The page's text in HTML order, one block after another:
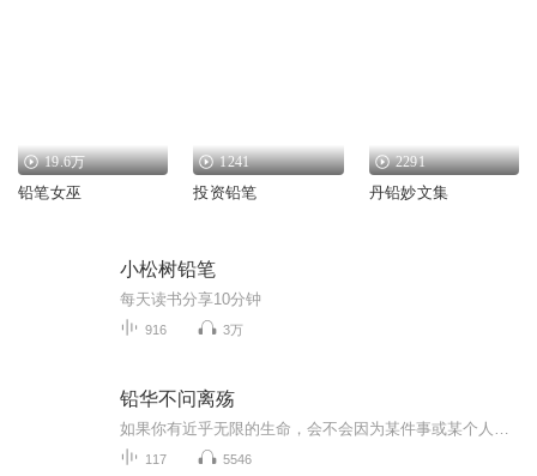
19.6万
铅笔女巫
1241
投资铅笔
2291
丹铅妙文集
小松树铅笔
每天读书分享10分钟
916 3万
铅华不问离殇
117 5546